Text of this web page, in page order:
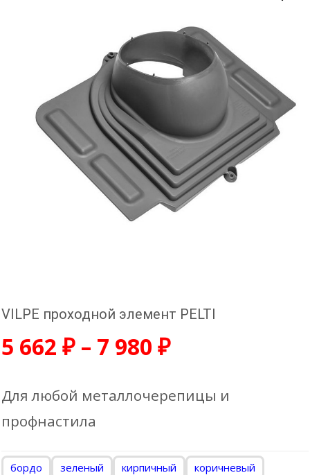
VILPE проходной элемент PELTI
5 662 ₽ – 7 980 ₽
Для любой металлочерепицы и
профнастила
бордо зеленый кирпичный
коричневый